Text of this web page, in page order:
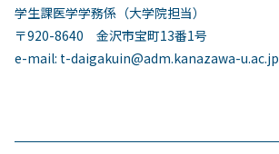
学生課医学学務係（大学院担当）
〒920-8640 金沢市宝町13番1号
e-mail: t-daigakuin@adm.kanazawa-u.ac.jp